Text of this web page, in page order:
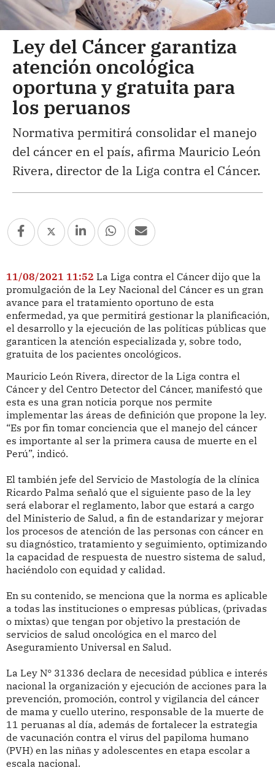
Ley del Cáncer garantiza
atención oncológica
oportuna y gratuita para
los peruanos
Normativa permitirá consolidar el manejo
del cáncer en el país, afirma Mauricio León
Rivera, director de la Liga contra el Cáncer.
11/08/2021 11:52 La Liga contra el Cáncer dijo que la
promulgación de la Ley Nacional del Cáncer es un gran
avance para el tratamiento oportuno de esta
enfermedad, ya que permitirá gestionar la planificación,
el desarrollo y la ejecución de las políticas públicas que
garanticen la atención especializada y, sobre todo,
gratuita de los pacientes oncológicos.
Mauricio León Rivera, director de la Liga contra el
Cáncer y del Centro Detector del Cáncer, manifestó que
esta es una gran noticia porque nos permite
implementar las áreas de definición que propone la ley.
“Es por fin tomar conciencia que el manejo del cáncer
es importante al ser la primera causa de muerte en el
Perú”, indicó.
El también jefe del Servicio de Mastología de la clínica
Ricardo Palma señaló que el siguiente paso de la ley
será elaborar el reglamento, labor que estará a cargo
del Ministerio de Salud, a fin de estandarizar y mejorar
los procesos de atención de las personas con cáncer en
su diagnóstico, tratamiento y seguimiento, optimizando
la capacidad de respuesta de nuestro sistema de salud,
haciéndolo con equidad y calidad.
En su contenido, se menciona que la norma es aplicable
a todas las instituciones o empresas públicas, (privadas
o mixtas) que tengan por objetivo la prestación de
servicios de salud oncológica en el marco del
Aseguramiento Universal en Salud.
La Ley N° 31336 declara de necesidad pública e interés
nacional la organización y ejecución de acciones para la
prevención, promoción, control y vigilancia del cáncer
de mama y cuello uterino, responsable de la muerte de
11 peruanas al día, además de fortalecer la estrategia
de vacunación contra el virus del papiloma humano
(PVH) en las niñas y adolescentes en etapa escolar a
escala nacional.